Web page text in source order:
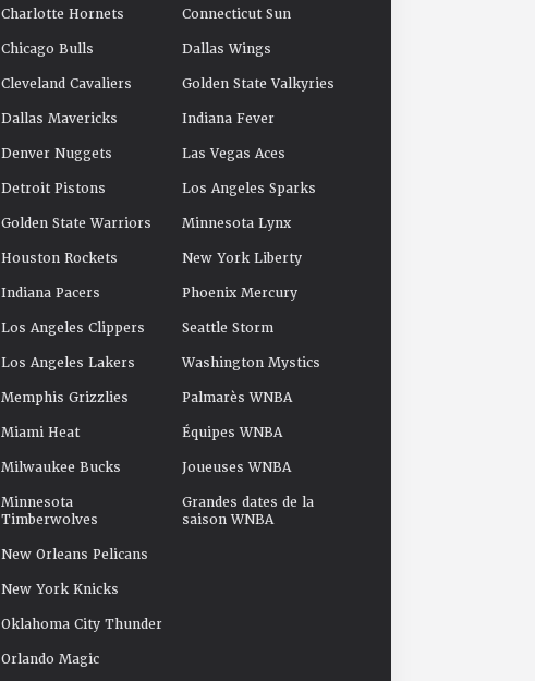
Charlotte Hornets
Chicago Bulls
Cleveland Cavaliers
Dallas Mavericks
Denver Nuggets
Detroit Pistons
Golden State Warriors
Houston Rockets
Indiana Pacers
Los Angeles Clippers
Los Angeles Lakers
Memphis Grizzlies
Miami Heat
Milwaukee Bucks
Minnesota
Timberwolves
New Orleans Pelicans
New York Knicks
Oklahoma City Thunder
Orlando Magic
Connecticut Sun
Dallas Wings
Golden State Valkyries
Indiana Fever
Las Vegas Aces
Los Angeles Sparks
Minnesota Lynx
New York Liberty
Phoenix Mercury
Seattle Storm
Washington Mystics
Palmarès WNBA
Équipes WNBA
Joueuses WNBA
Grandes dates de la
saison WNBA